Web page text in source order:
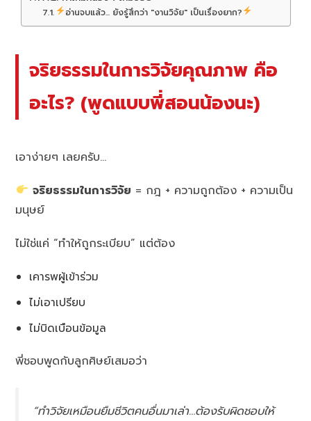
อ่านจบแล้ว... ยังรู้สึกว่า "งานวิจัย" เป็นเรื่องยาก?
จริยธรรมในการวิจัยคุณภาพ คือ
อะไร? (พูดแบบพี่สอนน้องนะ)
เอาง่ายๆ เลยครับ…
จริยธรรมในการวิจัย = กฎ + ความถูกต้อง + ความเป็น
มนุษย์
ไม่ใช่แค่ “ทำให้ถูกระเบียบ” แต่ต้อง
เคารพผู้เข้าร่วม
ไม่เอาเปรียบ
ไม่บิดเบือนข้อมูล
พี่ชอบพูดกับลูกศิษย์เสมอว่า
“ทำวิจัยเหมือนยืมชีวิตคนอื่นมาเล่า…ต้องรับผิดชอบให้